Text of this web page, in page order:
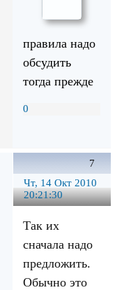
правила надо
обсудить
тогда прежде
0
7
Чт, 14 Окт 2010
20:21:30
Так их
сначала надо
предложить.
Обычно это